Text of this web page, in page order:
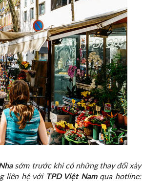
sớm trước khi có những thay đổi xảy
liên hệ với TPD Việt Namqua hotline: